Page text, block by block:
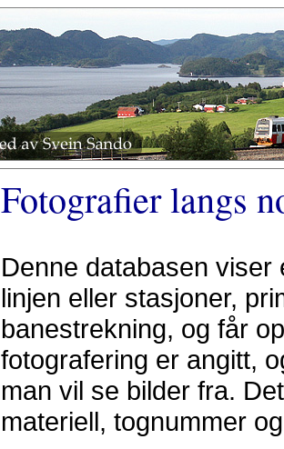
Fotografier langs
Denne databasen
linjen eller stasjoner,
banestrekning, og får
fotografering er angitt,
man vil se bilder fra.
materiell, tognummer